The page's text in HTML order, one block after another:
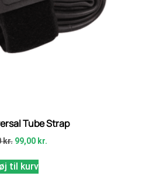
Tube Strap
kr. 99,00 kr.
til kurv